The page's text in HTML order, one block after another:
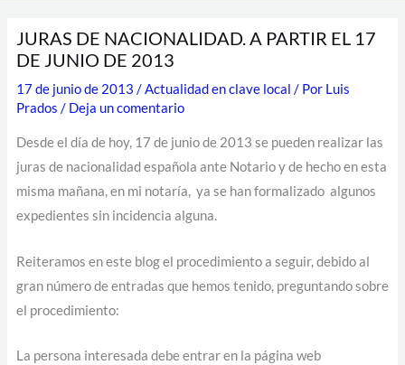
JURAS DE NACIONALIDAD. A PARTIR EL 17
DE JUNIO DE 2013
17 de junio de 2013 /Actualidad en clave local / Por Luis
Prados / Deja un comentario
Desde el día de hoy, 17 de junio de 2013 se pueden realizar las
juras de nacionalidad española ante Notario y de hecho en esta
misma mañana, en mi notaría, ya se han formalizado algunos
expedientes sin incidencia alguna.
Reiteramos en este blog el procedimiento a seguir, debido al
gran número de entradas que hemos tenido, preguntando sobre
el procedimiento:
La persona interesada debe entrar en la página web